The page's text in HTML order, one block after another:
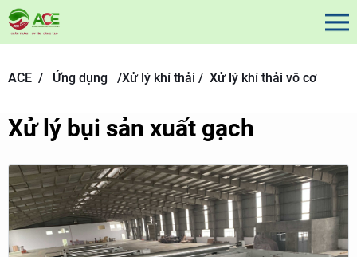
ACE / Ứng dụng /Xử lý khí thải / Xử lý khí thải vô cơ
Xử lý bụi sản xuất gạch